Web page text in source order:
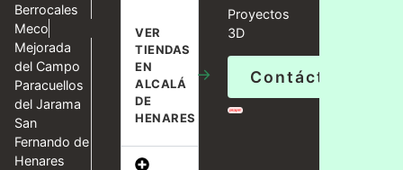
Berrocales
Meco
Mejorada
del Campo
Paracuellos
del Jarama
San
Fernando de
Henares
VER
TIENDAS
EN
ALCALÁ
DE
HENARES
→
Proyectos
3D
Contáctanos